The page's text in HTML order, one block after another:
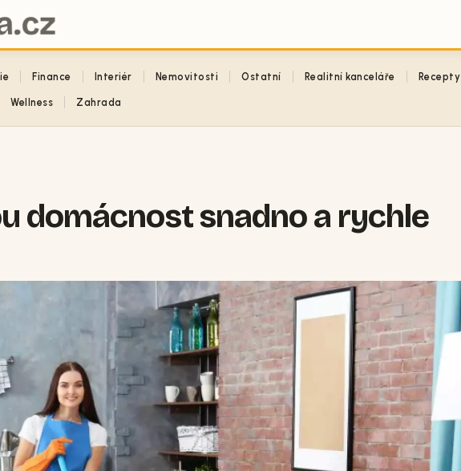
Finance Interiér Nemovitosti Ostatní Realitní kanceláře Recepty
Wellness Zahrada
domácnost snadno a rychle